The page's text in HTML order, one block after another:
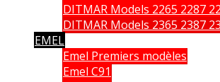
DITMAR Models 2265 2287
DITMAR Models 2365 2387
EMEL
Emel Premiers modèles
Emel C91